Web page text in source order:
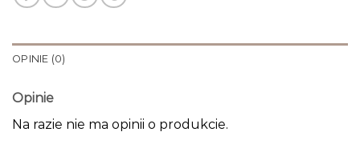
OPINIE (0)
Opinie
Na razie nie ma opinii o produkcie.